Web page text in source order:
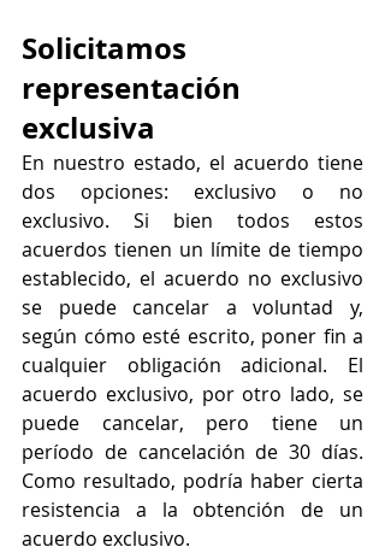
Solicitamos
representación
exclusiva
En nuestro estado, el acuerdo tiene
dos opciones: exclusivo o no
exclusivo. Si bien todos estos
acuerdos tienen un límite de tiempo
establecido, el acuerdo no exclusivo
se puede cancelar a voluntad y,
según cómo esté escrito, poner fin a
cualquier obligación adicional. El
acuerdo exclusivo, por otro lado, se
puede cancelar, pero tiene un
período de cancelación de 30 días.
Como resultado, podría haber cierta
resistencia a la obtención de un
acuerdo exclusivo.